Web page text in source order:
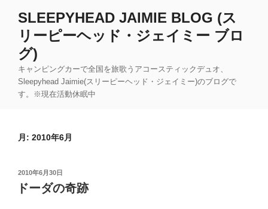
SLEEPYHEAD JAIMIE BLOG (ス
リーピーヘッド・ジェイミー ブロ
グ)
キャンピングカーで全国を旅歌うアコースティックデュオ、
Sleepyhead Jaimie(スリーピーヘッド・ジェイミー)のブログで
す。※現在活動休眠中
月: 2010年6月
投
稿
日:
2010年6月30日
ドーダの奇跡